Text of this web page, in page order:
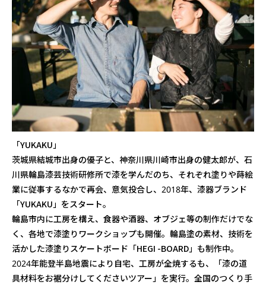
「YUKAKU」
茨城県結城市出身の優子と、神奈川県川崎市出身の健太郎が、石
川県輪島漆芸技術研修所で漆を学んだのち、それぞれ塗りや蒔絵
業に従事するなかで再会、意気投合し、2018年、漆器ブランド
「YUKAKU」をスタート。
輪島市内に工房を構え、食器や酒器、オブジェ等の制作だけでな
く、各地で漆塗りワークショップも開催。輪島塗の素材、技術を
活かした漆塗りスケートボード「HEGI -BOARD」も制作中。
2024年能登半島地震により自宅、工房が全焼するも、「漆の道
具材料をお裾分けしてくださいツアー」を実行。全国のつくり手